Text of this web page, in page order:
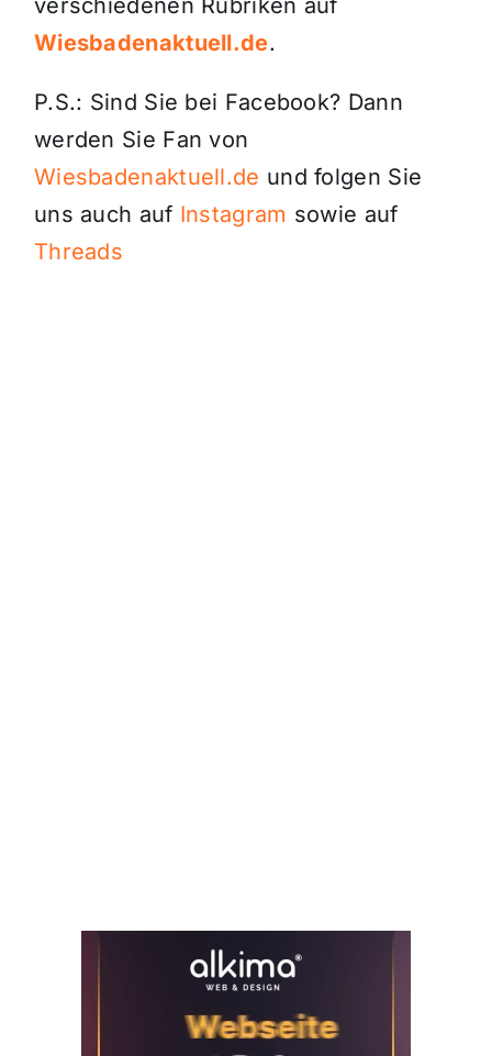
verschiedenen Rubriken auf
Wiesbadenaktuell.de.
P.S.: Sind Sie bei Facebook? Dann
werden Sie Fan von
Wiesbadenaktuell.de und folgen Sie
uns auch auf Instagram sowie auf
Threads